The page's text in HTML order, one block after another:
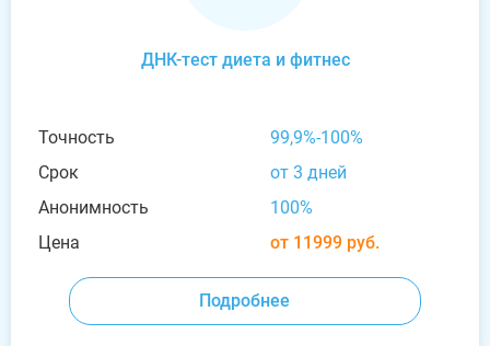
ДНК-тест диета и фитнес
Точность
99,9%-100%
Срок
от 3 дней
Анонимность
100%
Цена
от 11999 руб.
Подробнее